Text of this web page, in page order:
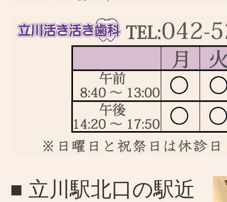
■ 立川駅北口の駅近